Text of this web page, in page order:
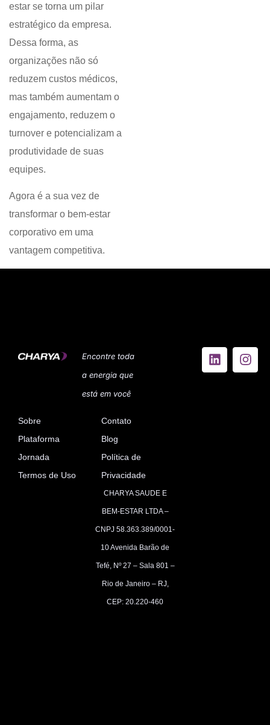
estar se torna um pilar
estratégico da empresa.
Dessa forma, as
organizações não só
reduzem custos médicos,
mas também aumentam o
engajamento, reduzem o
turnover e potencializam a
produtividade de suas
equipes.
Agora é a sua vez de
transformar o bem-estar
corporativo em uma
vantagem competitiva.
Encontre toda
a energia que
está em você
Sobre
Plataforma
Jornada
Termos de Uso
Contato
Blog
Política de
Privacidade
CHARYA SAUDE E
BEM-ESTAR LTDA –
CNPJ 58.363.389/0001-
10Avenida Barão de
Tefé, Nº 27 – Sala 801 –
Rio de Janeiro – RJ,
CEP: 20.220-460